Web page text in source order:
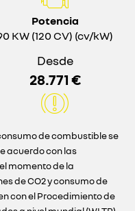
Potencia
KW (120 CV) (cv/kW)
Desde
28.771 €
de combustible se
acuerdo con las
momento de la
de CO2 y consumo de
con el Procedimiento de